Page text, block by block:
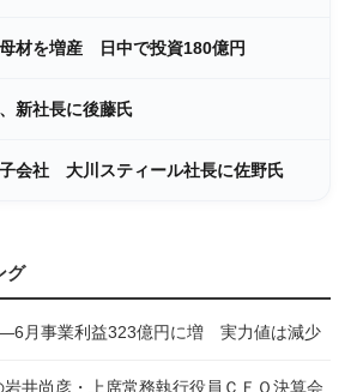
材を増産 日中で投資180億円
新社長に後藤氏
会社 大川スティール社長に佐野氏
グ
月事業利益323億円に増 実力値は減少
岩井尚彦・上席常務執行役員ＣＦＯ決算会